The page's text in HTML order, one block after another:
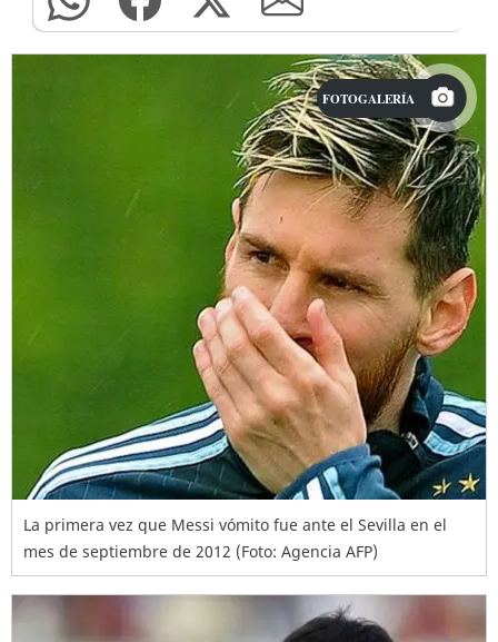
FOTOGALERÍA
La primera vez que Messi vómito fue ante el Sevilla en el
mes de septiembre de 2012 (Foto: Agencia AFP)